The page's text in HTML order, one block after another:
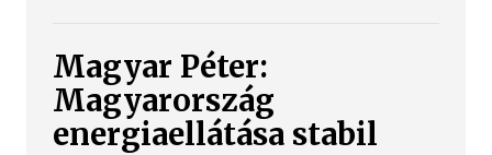
Magyar Péter:
Magyarország
energiaellátása stabil